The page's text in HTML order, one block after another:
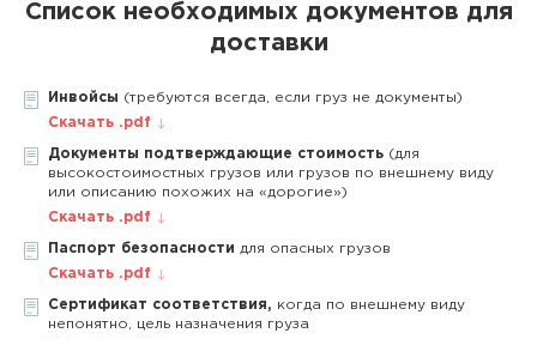
Список необходимых документов для
доставки
Инвойсы (требуются всегда, если груз не документы)
Скачать .pdf
Документы подтверждающие стоимость (для
высокостоимостных грузов или грузов по внешнему виду
или описанию похожих на «дорогие»)
Скачать .pdf
Паспорт безопасности для опасных грузов
Скачать .pdf
Сертификат соответствия, когда по внешнему виду
непонятно, цель назначения груза